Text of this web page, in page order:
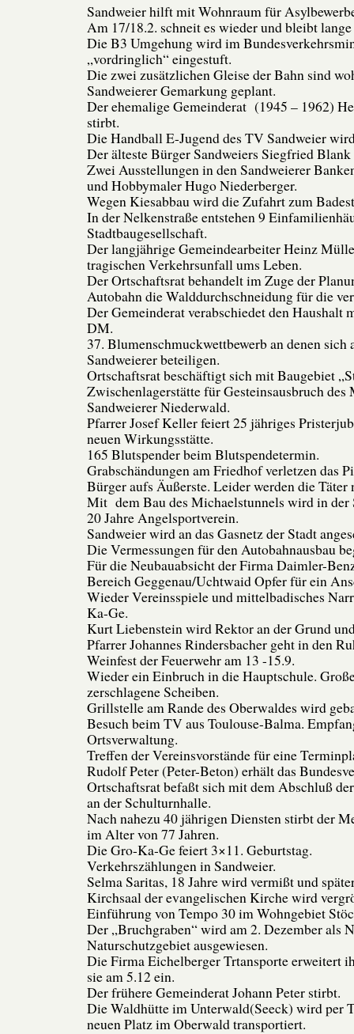
Sandweier hilft mit Wohnraum für
Am 17/18.2. schneit es wieder und bleibt
Die B3 Umgehung wird im
„vordringlich“ eingestuft.
Die zwei zusätzlichen Gleise der Bahn sind
Sandweierer Gemarkung geplant.
Der ehemalige Gemeinderat (1945 – 1962)
stirbt.
Die Handball E-Jugend des TV Sandweier
Der älteste Bürger Sandweiers Siegfried
Zwei Ausstellungen in den Sandweierer
und Hobbymaler Hugo Niederberger.
Wegen Kiesabbau wird die Zufahrt zum
In der Nelkenstraße entstehen 9
Stadtbaugesellschaft.
Der langjährige Gemeindearbeiter Heinz
tragischen Verkehrsunfall ums Leben.
Der Ortschaftsrat behandelt im Zuge der
Autobahn die Walddurchschneidung für die
Der Gemeinderat verabschiedet den
DM.
37. Blumenschmuckwettbewerb an denen sich
Sandweierer beteiligen.
Ortschaftsrat beschäftigt sich mit Baugebiet
Zwischenlagerstätte für Gesteinsausbruch
Sandweierer Niederwald.
Pfarrer Josef Keller feiert 25 jähriges
neuen Wirkungsstätte.
165 Blutspender beim Blutspendetermin.
Grabschändungen am Friedhof verletzen das
Bürger aufs Äußerste. Leider werden die Täter
Mit dem Bau des Michaelstunnels wird in der
20 Jahre Angelsportverein.
Sandweier wird an das Gasnetz der Stadt
Die Vermessungen für den Autobahnausbau
Für die Neubauabsicht der Firma Daimler-
Bereich Geggenau/Uchtwaid Opfer für ein
Wieder Vereinsspiele und mittelbadisches
Ka-Ge.
Kurt Liebenstein wird Rektor an der Grund
Pfarrer Johannes Rindersbacher geht in den
Weinfest der Feuerwehr am 13 -15.9.
Wieder ein Einbruch in die Hauptschule.
zerschlagene Scheiben.
Grillstelle am Rande des Oberwaldes wird
Besuch beim TV aus Toulouse-Balma.
Ortsverwaltung.
Treffen der Vereinsvorstände für eine
Rudolf Peter (Peter-Beton) erhält das
Ortschaftsrat befaßt sich mit dem Abschluß
an der Schulturnhalle.
Nach nahezu 40 jährigen Diensten stirbt der
im Alter von 77 Jahren.
Die Gro-Ka-Ge feiert 3×11. Geburtstag.
Verkehrszählungen in Sandweier.
Selma Saritas, 18 Jahre wird vermißt und
Kirchsaal der evangelischen Kirche wird
Einführung von Tempo 30 im Wohngebiet
Der „Bruchgraben“ wird am 2. Dezember als
Naturschutzgebiet ausgewiesen.
Die Firma Eichelberger Trtansporte erweitert
sie am 5.12 ein.
Der frühere Gemeinderat Johann Peter stirbt.
Die Waldhütte im Unterwald(Seeck) wird per
neuen Platz im Oberwald transportiert.